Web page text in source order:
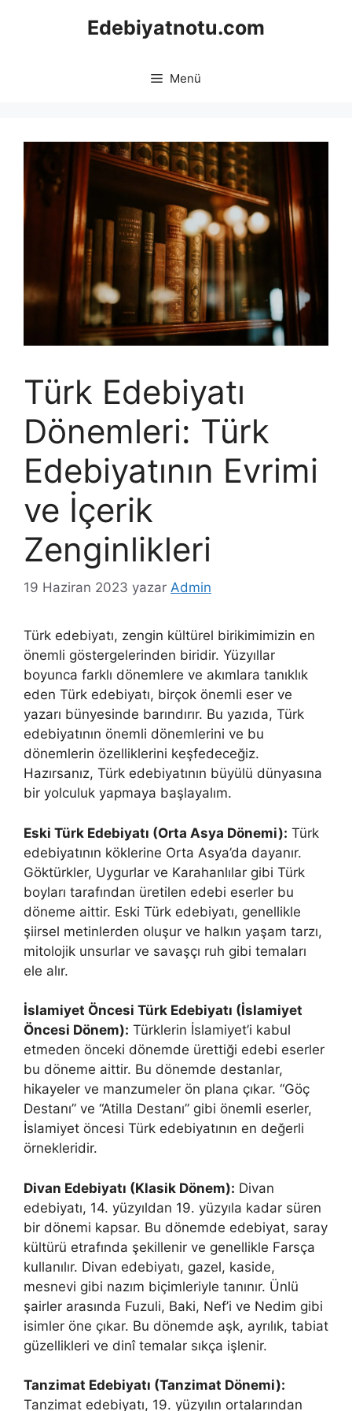
Edebiyatnotu.com
Menü
Türk Edebiyatı
Dönemleri: Türk
Edebiyatının Evrimi
ve İçerik
Zenginlikleri
19 Haziran 2023 yazar Admin
Türk edebiyatı, zengin kültürel birikimimizin en
önemli göstergelerinden biridir. Yüzyıllar
boyunca farklı dönemlere ve akımlara tanıklık
eden Türk edebiyatı, birçok önemli eser ve
yazarı bünyesinde barındırır. Bu yazıda, Türk
edebiyatının önemli dönemlerini ve bu
dönemlerin özelliklerini keşfedeceğiz.
Hazırsanız, Türk edebiyatının büyülü dünyasına
bir yolculuk yapmaya başlayalım.
Eski Türk Edebiyatı (Orta Asya Dönemi): Türk
edebiyatının köklerine Orta Asya’da dayanır.
Göktürkler, Uygurlar ve Karahanlılar gibi Türk
boyları tarafından üretilen edebi eserler bu
döneme aittir. Eski Türk edebiyatı, genellikle
şiirsel metinlerden oluşur ve halkın yaşam tarzı,
mitolojik unsurlar ve savaşçı ruh gibi temaları
ele alır.
İslamiyet Öncesi Türk Edebiyatı (İslamiyet
Öncesi Dönem): Türklerin İslamiyet’i kabul
etmeden önceki dönemde ürettiği edebi eserler
bu döneme aittir. Bu dönemde destanlar,
hikayeler ve manzumeler ön plana çıkar. “Göç
Destanı” ve “Atilla Destanı” gibi önemli eserler,
İslamiyet öncesi Türk edebiyatının en değerli
örnekleridir.
Divan Edebiyatı (Klasik Dönem): Divan
edebiyatı, 14. yüzyıldan 19. yüzyıla kadar süren
bir dönemi kapsar. Bu dönemde edebiyat, saray
kültürü etrafında şekillenir ve genellikle Farsça
kullanılır. Divan edebiyatı, gazel, kaside,
mesnevi gibi nazım biçimleriyle tanınır. Ünlü
şairler arasında Fuzuli, Baki, Nef’i ve Nedim gibi
isimler öne çıkar. Bu dönemde aşk, ayrılık, tabiat
güzellikleri ve dinî temalar sıkça işlenir.
Tanzimat Edebiyatı (Tanzimat Dönemi):
Tanzimat edebiyatı, 19. yüzyılın ortalarından